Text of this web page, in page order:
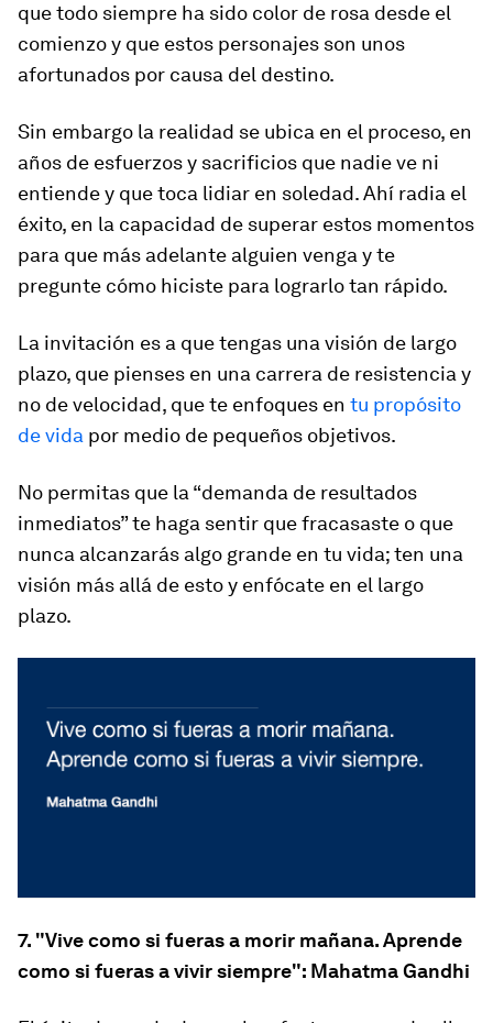
que todo siempre ha sido color de rosa desde el
comienzo y que estos personajes son unos
afortunados por causa del destino.
Sin embargo la realidad se ubica en el proceso, en
años de esfuerzos y sacrificios que nadie ve ni
entiende y que toca lidiar en soledad. Ahí radia el
éxito, en la capacidad de superar estos momentos
para que más adelante alguien venga y te
pregunte cómo hiciste para lograrlo tan rápido.
La invitación es a que tengas una visión de largo
plazo, que pienses en una carrera de resistencia y
no de velocidad, que te enfoques en tu propósito
de vida por medio de pequeños objetivos.
No permitas que la “demanda de resultados
inmediatos” te haga sentir que fracasaste o que
nunca alcanzarás algo grande en tu vida; ten una
visión más allá de esto y enfócate en el largo
plazo.
7. "Vive como si fueras a morir mañana. Aprende
como si fueras a vivir siempre": Mahatma Gandhi